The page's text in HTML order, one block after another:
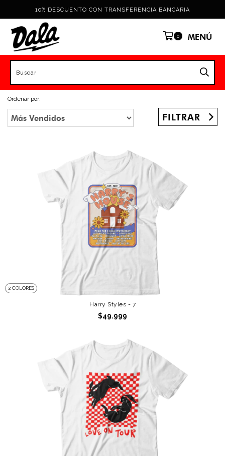
10% DESCUENTO CON TRANSFERENCIA BANCARIA
0 MENÚ
Ordenar por:
FILTRAR
2 COLORES
Harry Styles - 7
$49.999